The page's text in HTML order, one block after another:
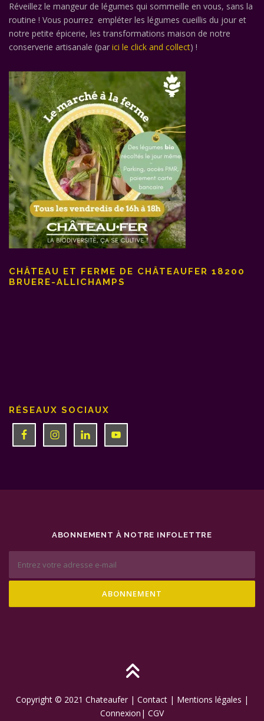
Réveillez le mangeur de légumes qui sommeille en vous, sans la
routine ! Vous pourrez empléter les légumes cueillis du jour et
notre petite épicerie, les transformations maison de notre
conserverie artisanale (par ici le click and collect) !
CHÂTEAU ET FERME DE CHÂTEAUFER 18200
BRUERE-ALLICHAMPS
RÉSEAUX SOCIAUX
ABONNEMENT À NOTRE INFOLETTRE
Copyright © 2021 Chateaufer| Contact| Mentions légales |
Connexion| CGV